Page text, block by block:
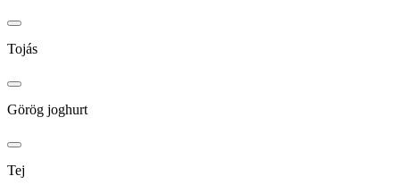
Tojás
Görög joghurt
Tej